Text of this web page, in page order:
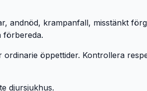
andnöd, krampanfall, misstänkt
förbereda.
öppettider. Kontrollera
djursjukhus.